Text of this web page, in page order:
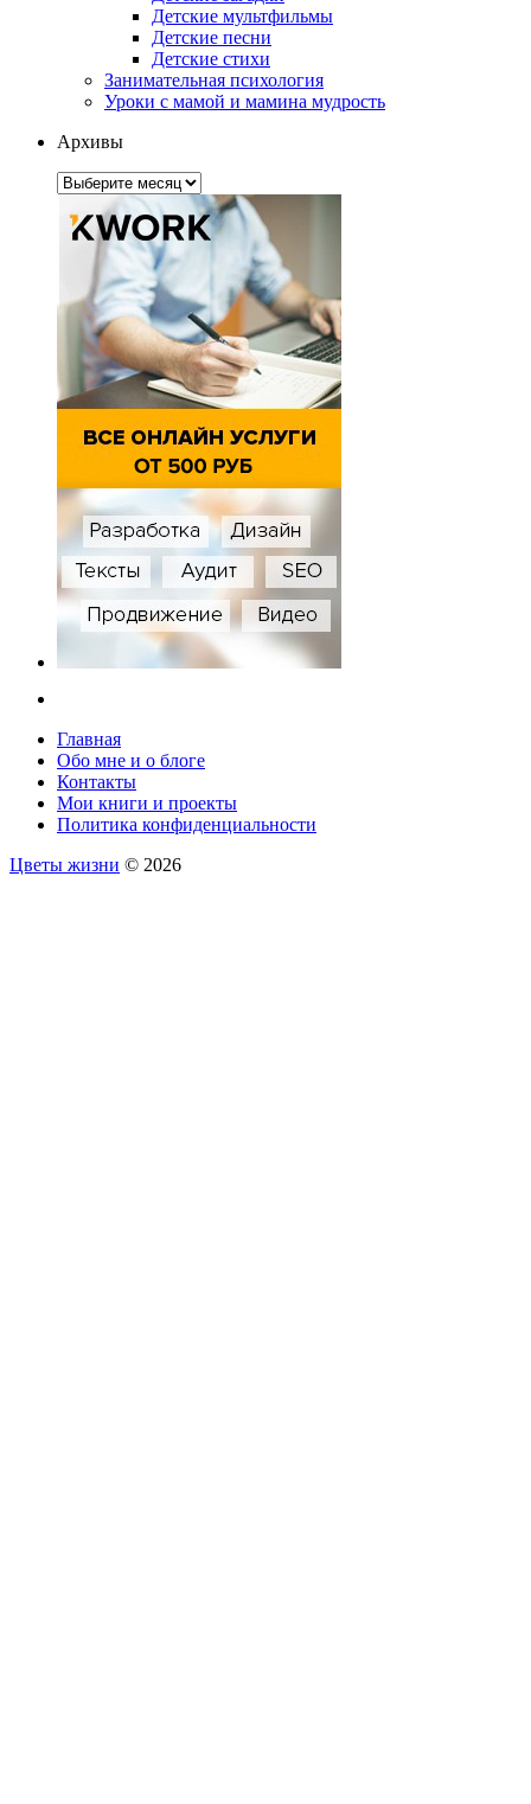
Детские мультфильмы
Детские песни
Детские стихи
Занимательная психология
Уроки с мамой и мамина мудрость
Архивы
Архивы
Главная
Обо мне и о блоге
Контакты
Мои книги и проекты
Политика конфиденциальности
Цветы жизни © 2026